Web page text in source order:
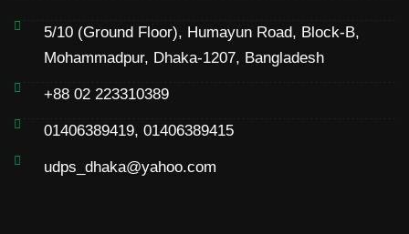
5/10 (Ground Floor), Humayun Road, Block-B,
Mohammadpur, Dhaka-1207, Bangladesh
+88 02 223310389
01406389419, 01406389415
udps_dhaka@yahoo.com